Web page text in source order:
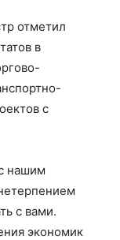
отметил
в
с
нашим
с вами.
экономик